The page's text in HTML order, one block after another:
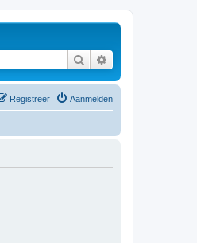
Zoek
Aanmelden
Registreer